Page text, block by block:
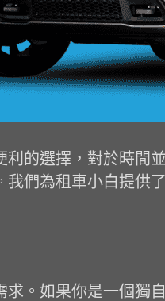
的選擇，對於時間
們為租車小白提供
。如果你是一個獨